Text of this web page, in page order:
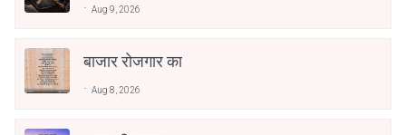
Aug 9, 2026
बाजार रोजगार का
Aug 8, 2026